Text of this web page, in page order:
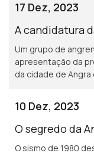
autonomia chegava
com uma
própria. Após a
organigrama de um
a surgir as
Instituto Histórico
Cidade de Angra
dia 1 de janeiro de
destruída. Para evitar que a população
abandonasse a
presidente dos
17 Dez, 2023
A candidatura
Um grupo de
apresentação da
da cidade de
esta nunca tinha
urbanístico, ainda
10 Dez, 2023
O segredo da
O sismo de 1980